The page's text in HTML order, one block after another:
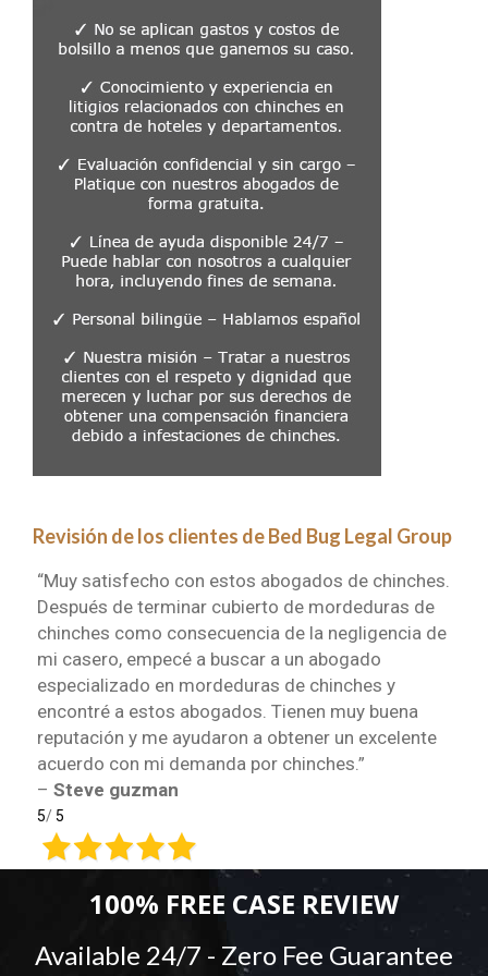
Revisión de los clientes de Bed Bug Legal Group
“Muy satisfecho con estos abogados de chinches.
Después de terminar cubierto de mordeduras de
chinches como consecuencia de la negligencia de
mi casero, empecé a buscar a un abogado
especializado en mordeduras de chinches y
encontré a estos abogados. Tienen muy buena
reputación y me ayudaron a obtener un excelente
acuerdo con mi demanda por chinches.”
– Steve guzman
5/5
100% FREE CASE REVIEW
Available 24/7 - Zero Fee Guarantee